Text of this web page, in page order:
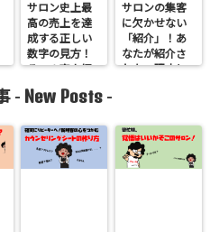
サロン史上最
高の売上を達
成する正しい
数字の見方！
その１売上編
サロンの集客
に欠かせない
「紹介」！あ
なたが紹介さ
れない理由と
介される集客
方法
- New Posts -